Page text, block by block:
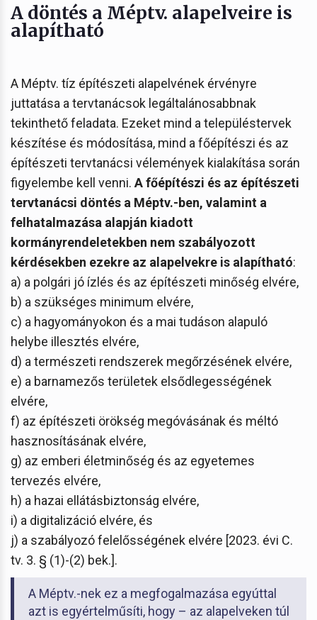
A döntés a Méptv. alapelveire is
alapítható
A Méptv. tíz építészeti alapelvének érvényre
juttatása a tervtanácsok legáltalánosabbnak
tekinthető feladata. Ezeket mind a településtervek
készítése és módosítása, mind a főépítészi és az
építészeti tervtanácsi vélemények kialakítása során
figyelembe kell venni. A főépítészi és az építészeti
tervtanácsi döntés a Méptv.-ben, valamint a
felhatalmazása alapján kiadott
kormányrendeletekben nem szabályozott
kérdésekben ezekre az alapelvekre is alapítható:
a) a polgári jó ízlés és az építészeti minőség elvére,
b) a szükséges minimum elvére,
c) a hagyományokon és a mai tudáson alapuló
helybe illesztés elvére,
d) a természeti rendszerek megőrzésének elvére,
e) a barnamezős területek elsődlegességének
elvére,
f) az építészeti örökség megóvásának és méltó
hasznosításának elvére,
g) az emberi életminőség és az egyetemes
tervezés elvére,
h) a hazai ellátásbiztonság elvére,
i) a digitalizáció elvére, és
j) a szabályozó felelősségének elvére [2023. évi C.
tv. 3. § (1)-(2) bek.].
A Méptv.-nek ez a megfogalmazása egyúttal
azt is egyértelműsíti, hogy – az alapelveken túl